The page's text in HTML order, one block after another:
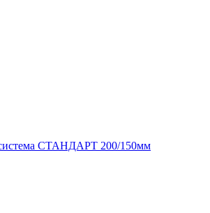
система СТАНДАРТ 200/150мм